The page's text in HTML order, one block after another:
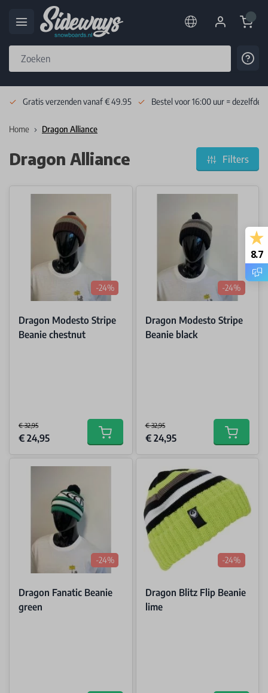
Cart
Gratis verzenden vanaf € 49.95 Bestel voor 16:00 uur = dezelfde
Home Dragon Alliance
Dragon Alliance Filters
-24%
Dragon Modesto Stripe
Beanie chestnut
€ 32,95
Special Price
€ 24,95 Add to cart
-24%
Dragon Modesto Stripe
Beanie black
€ 32,95
Special Price
€ 24,95 Add to
-24%
Dragon Fanatic Beanie
green
-24%
Dragon Blitz Flip Beanie
lime
8.7